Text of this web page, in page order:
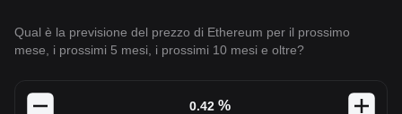
Qual è la previsione del prezzo di Ethereum per il prossimo
mese, i prossimi 5 mesi, i prossimi 10 mesi e oltre?
%